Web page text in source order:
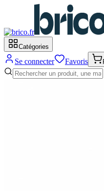
Catégories
Se connecter Favoris